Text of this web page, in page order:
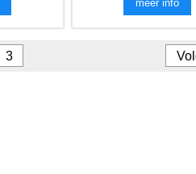
meer info
3